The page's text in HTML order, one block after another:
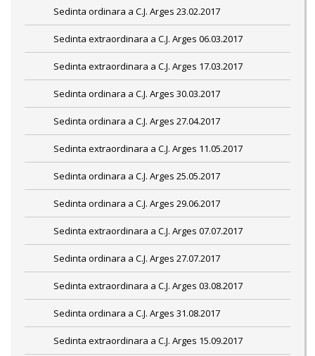
Sedinta ordinara a C.J. Arges 23.02.2017
Sedinta extraordinara a C.J. Arges 06.03.2017
Sedinta extraordinara a C.J. Arges 17.03.2017
Sedinta ordinara a C.J. Arges 30.03.2017
Sedinta ordinara a C.J. Arges 27.04.2017
Sedinta extraordinara a C.J. Arges 11.05.2017
Sedinta ordinara a C.J. Arges 25.05.2017
Sedinta ordinara a C.J. Arges 29.06.2017
Sedinta extraordinara a C.J. Arges 07.07.2017
Sedinta ordinara a C.J. Arges 27.07.2017
Sedinta extraordinara a C.J. Arges 03.08.2017
Sedinta ordinara a C.J. Arges 31.08.2017
Sedinta extraordinara a C.J. Arges 15.09.2017